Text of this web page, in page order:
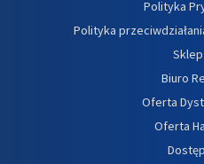
Polityka
Polityka
Sklep
Biuro
Oferta
Oferta